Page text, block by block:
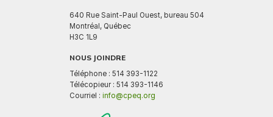
640 Rue Saint-Paul Ouest, bureau 504
Montréal, Québec
H3C 1L9
NOUS JOINDRE
Téléphone : 514 393-1122
Télécopieur : 514 393-1146
Courriel : info@cpeq.org